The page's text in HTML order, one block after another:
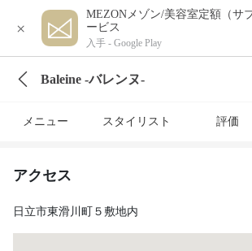
×
MEZONメゾン/美容室定額（サ
ービス
入手 - Google Play
Baleine -バレンヌ-
メニュー スタイリスト 評価
アクセス
日立市東滑川町５敷地内